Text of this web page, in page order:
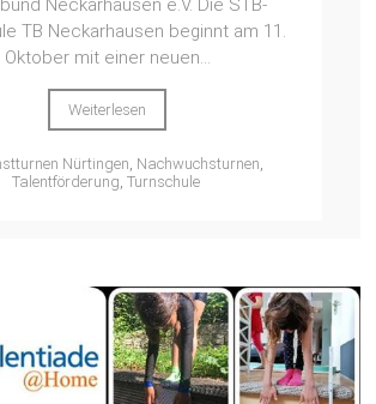
Neckarhausen e.V. Die STB-
TB Neckarhausen beginnt am 11.
Oktober mit einer neuen...
Weiterlesen
Nürtingen, Nachwuchsturnen,
Talentförderung, Turnschule